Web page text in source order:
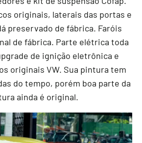
originais, laterais das portas e
preservado de fábrica. Faróis
de fábrica. Parte elétrica toda
de ignição eletrônica e
originais VW. Sua pintura tem
do tempo, porém boa parte da
ainda é original.